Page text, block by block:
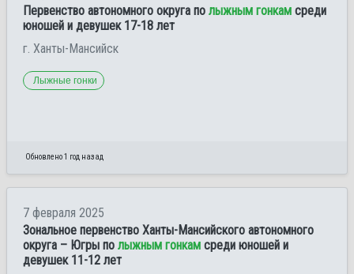
Первенство автономного округа по лыжным гонкам среди
юношей и девушек 17-18 лет
г. Ханты-Мансийск
Лыжные гонки
Обновлено 1 год назад
7 февраля 2025
Зональное первенство Ханты-Мансийского автономного
округа – Югры по лыжным гонкам среди юношей и
девушек 11-12 лет